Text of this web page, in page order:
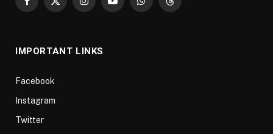
Facebook
X
InstagramYouTubeWhatsAppThreads
IMPORTANT LINKS
Facebook
Instagram
Twitter